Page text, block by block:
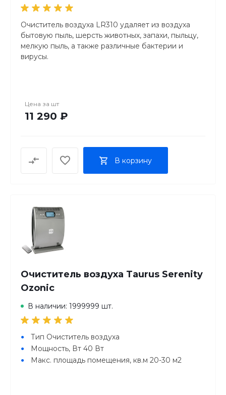
Очиститель воздуха LR310 удаляет из воздуха
бытовую пыль, шерсть животных, запахи, пыльцу,
мелкую пыль, а также различные бактерии и
вирусы.
фильтрации
Производительность фильтра: 99.5 %
Технология: фильтр EPA
Ультрафиолетовое излучение: да
Особенности:
Функция таймера.
С функцией автоматической настройки.
Индикатор замены фильтра.
Автоматическое выключение.
Гарантия: 24 мес.
Цена за шт
11 290 ₽
В корзину
Очиститель воздуха Taurus Serenity
Ozonic
В наличии: 1999999 шт.
Тип Очиститель воздуха
Мощность, Вт 40 Вт
Макс. площадь помещения, кв.м 20-30 м2